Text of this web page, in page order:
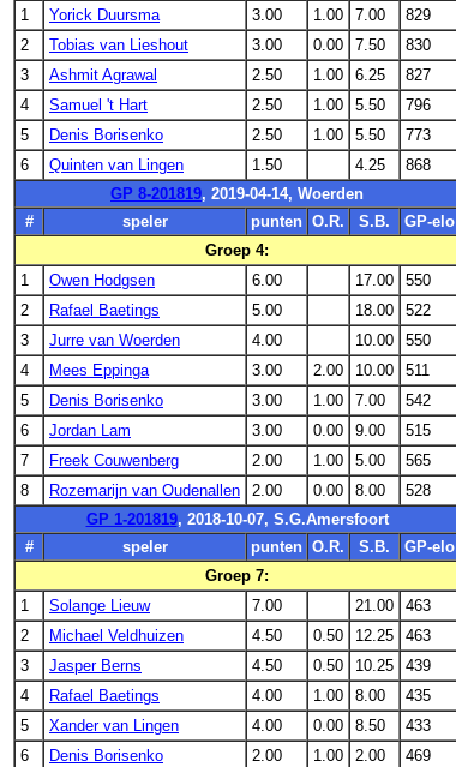
1
Yorick Duursma 3.00 1.00 7.00
829
2
Tobias van Lieshout 3.00 0.00 7.50
830
3
Ashmit Agrawal 2.50 1.00 6.25
827
4
Samuel 't Hart 2.50 1.00 5.50
796
5
Denis Borisenko 2.50 1.00 5.50
773
6
Quinten van Lingen 1.50 4.25
868
GP 8-201819, 2019-04-14, Woerden
#
speler punten O.R. S.B.
GP-elo
Groep 4:
1
Owen Hodgsen 6.00 17.00
550
2
Rafael Baetings 5.00 18.00
522
3
Jurre van Woerden 4.00 10.00
550
4
Mees Eppinga 3.00 2.00 10.00
511
5
Denis Borisenko 3.00 1.00 7.00
542
6
Jordan Lam 3.00 0.00 9.00
515
7
Freek Couwenberg 2.00 1.00 5.00
565
8
Rozemarijn van Oudenallen 2.00 0.00 8.00
528
GP 1-201819, 2018-10-07, S.G.Amersfoort
#
speler punten O.R. S.B.
GP-elo
Groep 7:
1
Solange Lieuw 7.00 21.00
463
2
Michael Veldhuizen 4.50 0.50 12.25
463
3
Jasper Berns 4.50 0.50 10.25
439
4
Rafael Baetings 4.00 1.00 8.00
435
5
Xander van Lingen 4.00 0.00 8.50
433
6
Denis Borisenko 2.00 1.00 2.00
469